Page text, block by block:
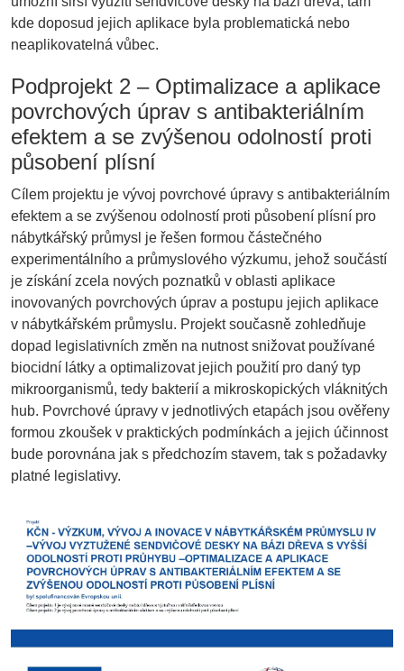
kde doposud jejich aplikace byla problematická nebo
neaplikovatelná vůbec.
Podprojekt 2 – Optimalizace a aplikace
povrchových úprav s antibakteriálním
efektem a se zvýšenou odolností proti
působení plísní
Cílem projektu je vývoj povrchové úpravy s antibakteriálním
efektem a se zvýšenou odolností proti působení plísní pro
nábytkářský průmysl je řešen formou částečného
experimentálního a průmyslového výzkumu, jehož součástí
je získání zcela nových poznatků v oblasti aplikace
inovovaných povrchových úprav a postupu jejich aplikace
v nábytkářském průmyslu. Projekt současně zohledňuje
dopad legislativních změn na nutnost snižovat používané
biocidní látky a optimalizovat jejich použití pro daný typ
mikroorganismů, tedy bakterií a mikroskopických vláknitých
hub. Povrchové úpravy v jednotlivých etapách jsou ověřeny
formou zkoušek v praktických podmínkách a jejich účinnost
bude porovnána jak s předchozím stavem, tak s požadavky
platné legislativy.